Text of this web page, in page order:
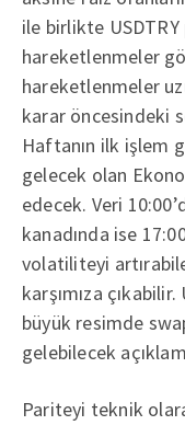
ile birlikte
hareketlenmeler
hareketlenmeler
karar öncesindeki
Haftanın ilk işlem
gelecek olan
edecek. Veri
kanadında ise
volatiliteyi
karşımıza
büyük resimde
gelebilecek
Pariteyi teknik